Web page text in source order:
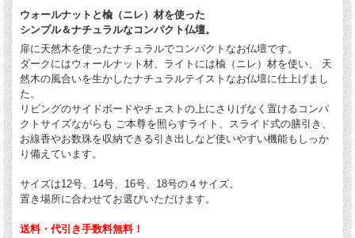
ウォールナットと楡（ニレ）材を使った
シンプル＆ナチュラルなコンパクト仏壇。
扉に天然木を使ったナチュラルでコンパクトなお仏壇です。
ダークにはウォールナット材、ライトには楡（ニレ）材を使い、 天
然木の風合いを生かしたナチュラルテイストなお仏壇に仕上げまし
た。
リビングのサイドボードやチェストの上にさりげなく置けるコンパ
クトサイズながらも ご本尊を照らすライト、スライド式の膳引き、
お線香やお数珠を収納できる引き出しなど使いやすい機能もしっか
り備えています。
サイズは12号、14号、16号、18号の４サイズ。
置き場所に合わせてお選びいただけます。
送料・代引き手数料無料！